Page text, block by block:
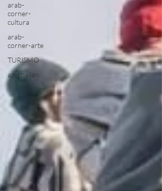
arab-
corner-
cultura
arab-
corner-arte
TURISMO
azerbaijan